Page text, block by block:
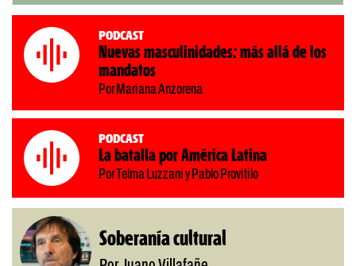
Podcast
Nuevas masculinidades: más allá de los
mandatos
Por Mariana Anzorena
Podcast
La batalla por América Latina
Por Telma Luzzani y Pablo Provitilo
Soberanía cultural